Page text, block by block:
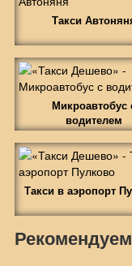
Такси
Микроавтобус
водителем
Такси в аэропорт